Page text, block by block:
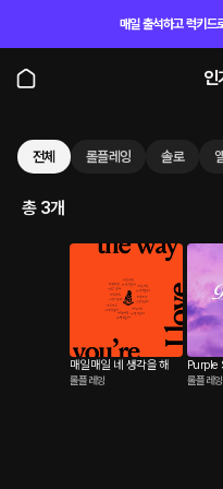
매일 출석하고 럭키드
인
전체 롤플레잉 솔로
총 3개
매일매일 네 생각을 해
롤플레잉
Purple
롤플레잉